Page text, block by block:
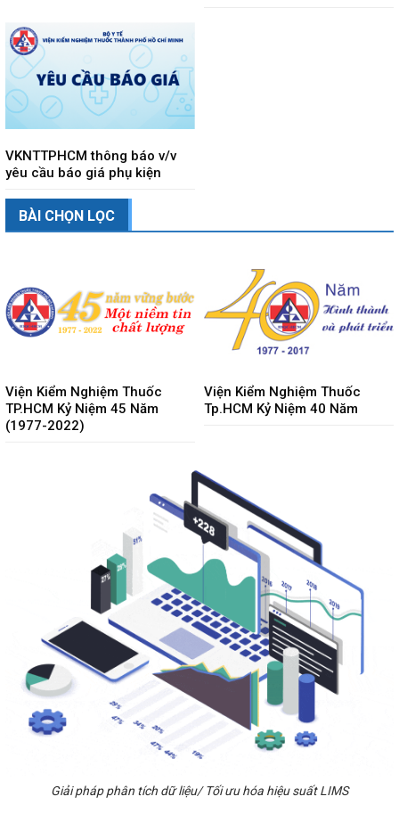
VKNTTPHCM thông báo v/v
yêu cầu báo giá phụ kiện
BÀI CHỌN LỌC
Viện Kiểm Nghiệm Thuốc
TP.HCM Kỷ Niệm 45 Năm
(1977-2022)
Viện Kiểm Nghiệm Thuốc
Tp.HCM Kỷ Niệm 40 Năm
Giải pháp phân tích dữ liệu/ Tối ưu hóa hiệu suất LIMS